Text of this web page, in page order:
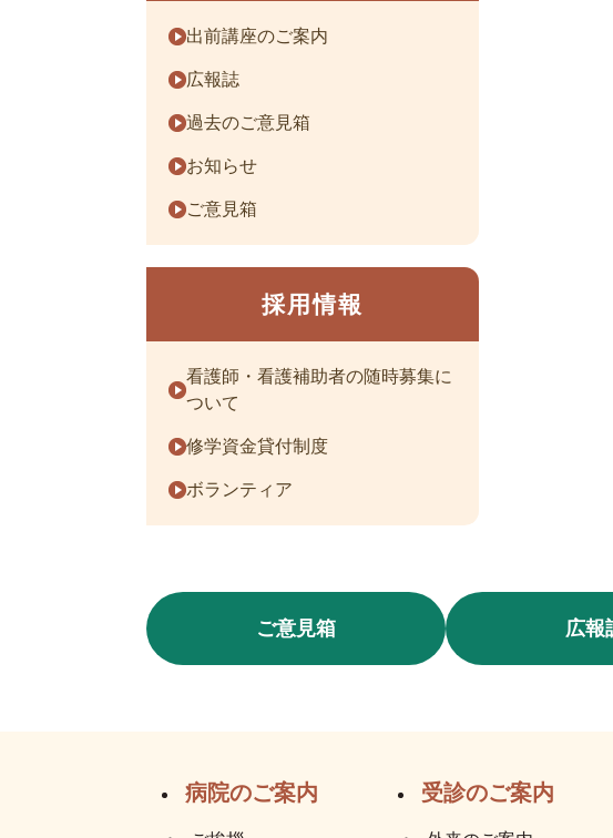
出前講座のご案内
広報誌
過去のご意見箱
お知らせ
ご意見箱
採用情報
看護師・看護補助者の随時募集に
ついて
修学資金貸付制度
ボランティア
ご意見箱 広報
病院のご案内 受診のご案内